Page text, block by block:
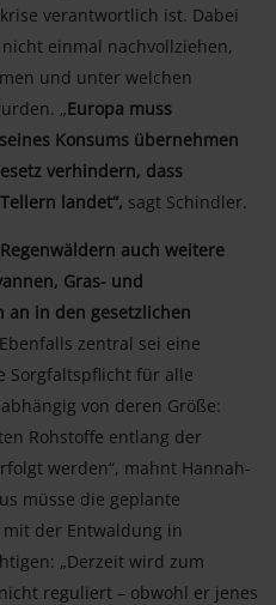
verantwortlich ist. Dabei
einmal nachvollziehen,
und unter welchen
„Europa muss
Konsums übernehmen
verhindern, dass
landet“, sagt Schindler.
auch weitere
Gras- und
an in den gesetzlichen
Ebenfalls zentral sei eine
Sorgfaltspflicht für alle
von deren Größe:
Rohstoffe entlang der
werden“, mahnt Hannah-
müsse die geplante
der Entwaldung in
„Derzeit wird zum
reguliert – obwohl er jenes